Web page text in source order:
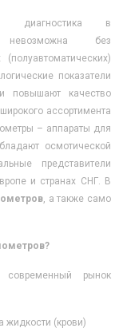
диагностика в
невозможна без
показатели
повышают качество
ассортимента
– аппараты для
осмотической
представители
и странах СНГ. В
, а также само
современный рынок
жидкости (крови)